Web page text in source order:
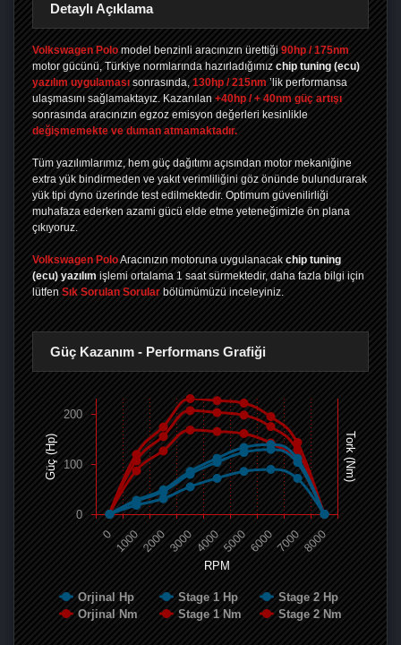
Detaylı Açıklama
Volkswagen Polo model benzinli aracınızın ürettiği 90hp / 175nm
motor gücünü, Türkiye normlarında hazırladığımız chip tuning (ecu)
yazılım uygulaması sonrasında, 130hp / 215nm ’lik performansa
ulaşmasını sağlamaktayız. Kazanılan +40hp / + 40nm güç artışı
sonrasında aracınızın egzoz emisyon değerleri kesinlikle
değişmemekte ve duman atmamaktadır.
Tüm yazılımlarımız, hem güç dağıtımı açısından motor mekaniğine
extra yük bindirmeden ve yakıt verimliliğini göz önünde bulundurarak
yük tipi dyno üzerinde test edilmektedir. Optimum güvenilirliği
muhafaza ederken azami gücü elde etme yeteneğimizle ön plana
çıkıyoruz.
Volkswagen PoloAracınızın motoruna uygulanacak chip tuning
(ecu) yazılım işlemi ortalama 1 saat sürmektedir, daha fazla bilgi için
lütfen Sık Sorulan Sorular bölümümüzü inceleyiniz.
Güç Kazanım - Performans Grafiği
RPM
Güç (Hp) Tork (Nm)
Orjinal Hp Stage 1 Hp
Stage 2 Hp
Orjinal Nm
Stage 1 Nm Stage 2 Nm
0 100020003000 40005000600070008000
0
100
200